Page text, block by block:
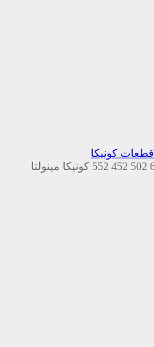
قطعات کونیکا
چیپست 602 652 502 452 552 کونیکا مینولتا